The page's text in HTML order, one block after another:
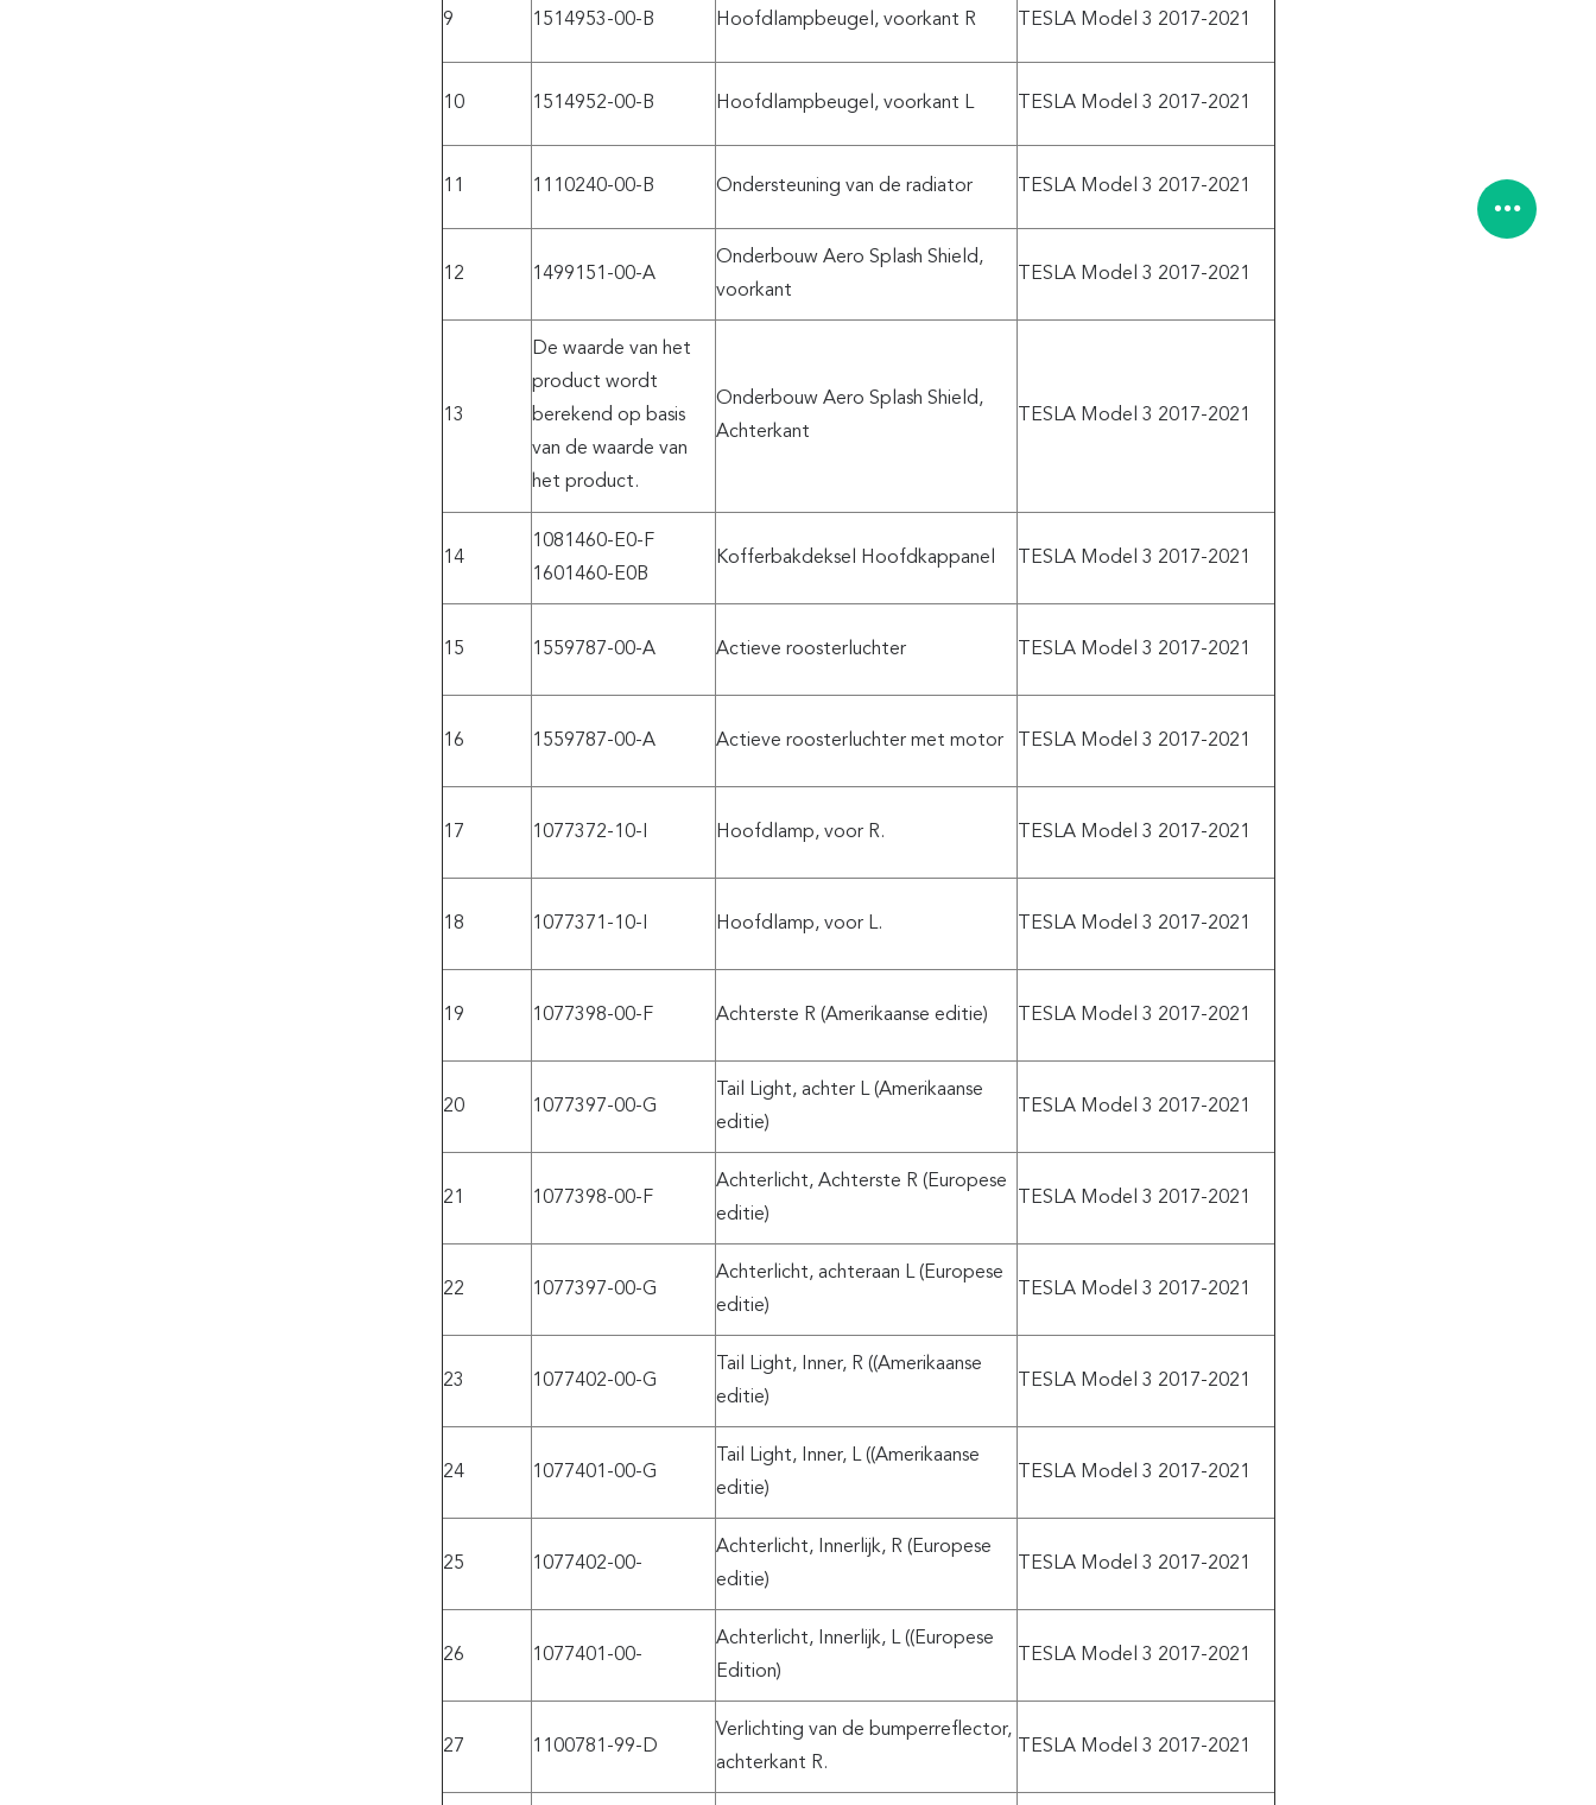
9 1514953-00-B Hoofdlampbeugel, voorkant R TESLA Model 3 2017-2021
10 1514952-00-B Hoofdlampbeugel, voorkant L TESLA Model 3 2017-2021
11 1110240-00-B Ondersteuning van de radiator TESLA Model 3 2017-2021
12 1499151-00-A
Onderbouw Aero Splash Shield,
voorkant
TESLA Model 3 2017-2021
13
De waarde van het
product wordt
berekend op basis
van de waarde van
het product.
Onderbouw Aero Splash Shield,
Achterkant
TESLA Model 3 2017-2021
14
1081460-E0-F
1601460-E0B
Kofferbakdeksel Hoofdkappanel TESLA Model 3 2017-2021
15 1559787-00-A Actieve roosterluchter TESLA Model 3 2017-2021
16 1559787-00-A Actieve roosterluchter met motor TESLA Model 3 2017-2021
17 1077372-10-I Hoofdlamp, voor R. TESLA Model 3 2017-2021
18 1077371-10-I Hoofdlamp, voor L. TESLA Model 3 2017-2021
19 1077398-00-F Achterste R (Amerikaanse editie) TESLA Model 3 2017-2021
20 1077397-00-G
Tail Light, achter L (Amerikaanse
editie)
TESLA Model 3 2017-2021
21 1077398-00-F
Achterlicht, Achterste R (Europese
editie)
TESLA Model 3 2017-2021
22 1077397-00-G
Achterlicht, achteraan L (Europese
editie)
TESLA Model 3 2017-2021
23 1077402-00-G
Tail Light, Inner, R ((Amerikaanse
editie)
TESLA Model 3 2017-2021
24 1077401-00-G
Tail Light, Inner, L ((Amerikaanse
editie)
TESLA Model 3 2017-2021
25 1077402-00-
Achterlicht, Innerlijk, R (Europese
editie)
TESLA Model 3 2017-2021
26 1077401-00-
Achterlicht, Innerlijk, L ((Europese
Edition)
TESLA Model 3 2017-2021
27 1100781-99-D
Verlichting van de bumperreflector,
achterkant R.
TESLA Model 3 2017-2021